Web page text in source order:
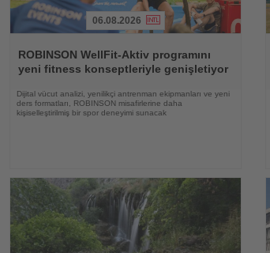
Oku
06.08.2026
ROBINSON WellFit-Aktiv programını
yeni fitness konseptleriyle genişletiyor
Dijital vücut analizi, yenilikçi antrenman ekipmanları ve yeni
ders formatları, ROBINSON misafirlerine daha
kişiselleştirilmiş bir spor deneyimi sunacak